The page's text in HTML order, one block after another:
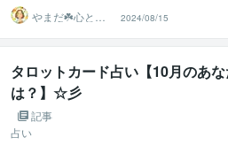
やまだ☘️心と頭
がスッキリ整う
サロン
2024/08/15
タロットカード占い【10月のあ
は？】☆彡
記事
占い